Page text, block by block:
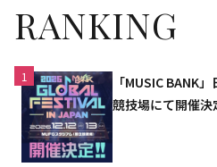
RANKING
1
「MUSIC BANK
競技場にて開催